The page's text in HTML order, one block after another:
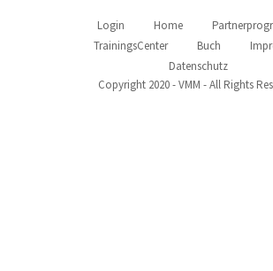
Login Home
TrainingsCenter
Buch
Datenschutz
Copyright 2020 - VMM - All Rights